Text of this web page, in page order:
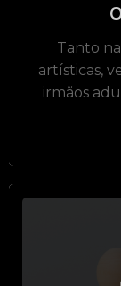
Tanto
artísticas,
irmãos